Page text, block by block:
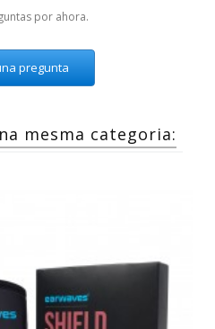
por ahora.
pregunta
mesma categoria: